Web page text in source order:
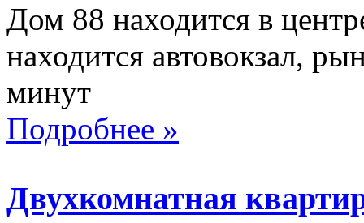
Дом 88 находится в
находится автовокзал,
минут
Подробнее »
Двухкомнатная